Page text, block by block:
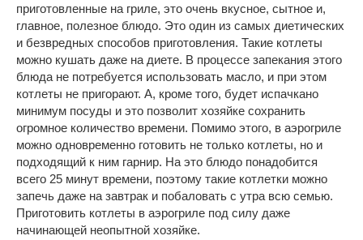
приготовленные на гриле, это очень вкусное, сытное и,
главное, полезное блюдо. Это один из самых диетических
и безвредных способов приготовления. Такие котлеты
можно кушать даже на диете. В процессе запекания этого
блюда не потребуется использовать масло, и при этом
котлеты не пригорают. А, кроме того, будет испачкано
минимум посуды и это позволит хозяйке сохранить
огромное количество времени. Помимо этого, в аэрогриле
можно одновременно готовить не только котлеты, но и
подходящий к ним гарнир. На это блюдо понадобится
всего 25 минут времени, поэтому такие котлетки можно
запечь даже на завтрак и побаловать с утра всю семью.
Приготовить котлеты в аэрогриле под силу даже
начинающей неопытной хозяйке.